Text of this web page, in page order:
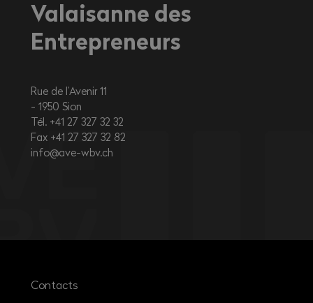
Valaisanne des
Entrepreneurs
Rue de l’Avenir 11
1950 Sion
Tél. +41 27 327 32 32
Fax +41 27 327 32 82
info@ave-wbv.ch
Contacts